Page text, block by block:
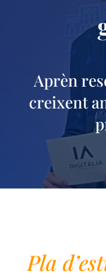
Aprèn
creixent
Pla